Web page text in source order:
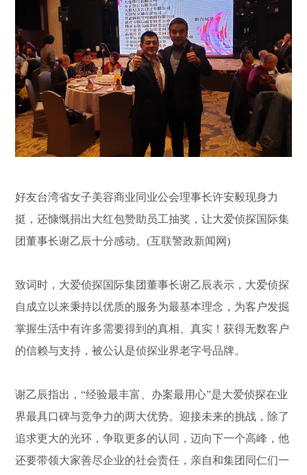
好友台湾省女子美容商业同业公会理事长许安毅现身力
挺，还慷慨捐出大红包赞助员工抽奖，让大爱侦探国际集
团董事长谢乙辰十分感动。(互联警政新闻网)
致词时，大爱侦探国际集团董事长谢乙辰表示，大爱侦探
自成立以来秉持以优质的服务为最基本理念，为客户发掘
掌握生活中有许多需要得到的真相、真实！获得无数客户
的信赖与支持，被公认是侦探业界老字号品牌。
谢乙辰指出，“经验最丰富、办案最用心”是大爱侦探在业
界最具口碑与竞争力的两大优势。迎接未来的挑战，除了
追求更大的光环，争取更多的认同，迈向下一个高峰，他
还要带领大家善尽企业的社会责任，亲自和集团同仁们一